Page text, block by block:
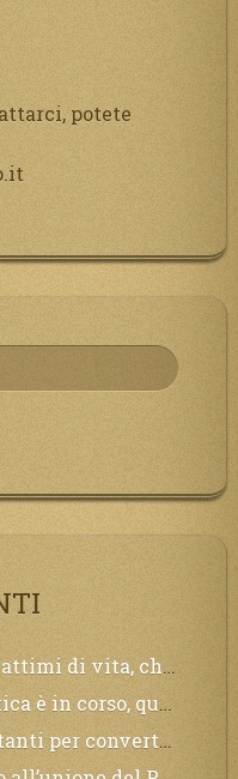
potete
salvare Mi chiami in suo aiuto.
tarderà ad arrivare e tutta la Terra sarà oscurata.
e per chi non si sarà preparato saranno dolori.